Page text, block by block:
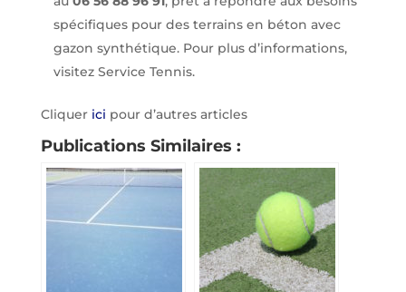
spécifiques pour des terrains en béton avec
gazon synthétique. Pour plus d’informations,
visitez Service Tennis.
Cliquer ici pour d’autres articles
Publications Similaires :